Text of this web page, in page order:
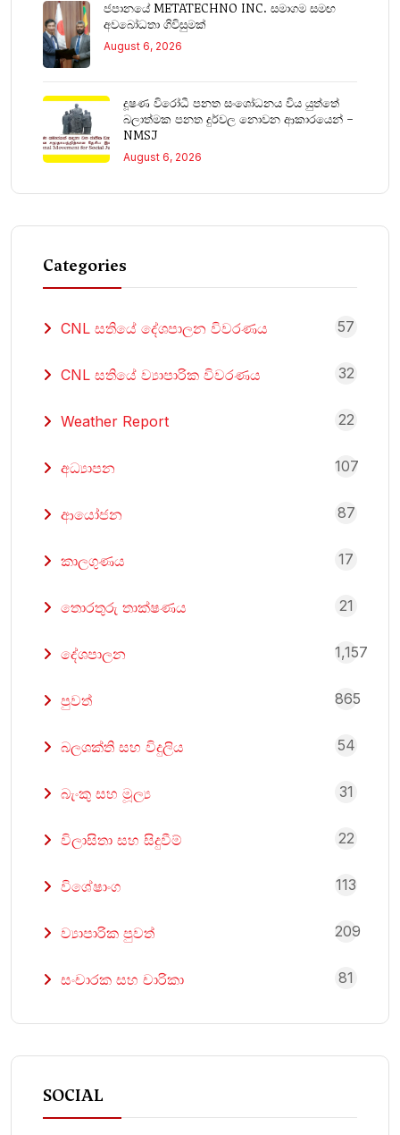
ජපානයේ METATECHNO INC. සමාගම සමඟ
අවබෝධතා ගිවිසුමක්
August 6, 2026
දූෂණ විරෝධී පනත සංශෝධනය විය යුත්තේ
බලාත්මක පනත දුර්වල නොවන ආකාරයෙන් –
NMSJ
August 6, 2026
Categories
CNL සතියේ දේශපාලන විවරණය 57
CNL සතියේ ව්‍යාපාරික විවරණය 32
Weather Report 22
අධ්‍යාපන 107
ආයෝජන 87
කාලගුණය 17
තොරතුරු තාක්ෂණය 21
දේශපාලන 1,157
පුවත් 865
බලශක්ති සහ විදුලිය 54
බැංකු සහ මූල්‍ය 31
විලාසිතා සහ සිදුවීම් 22
විශේෂාංග 113
ව්‍යාපාරික පුවත් 209
සංචාරක සහ චාරිකා 81
SOCIAL